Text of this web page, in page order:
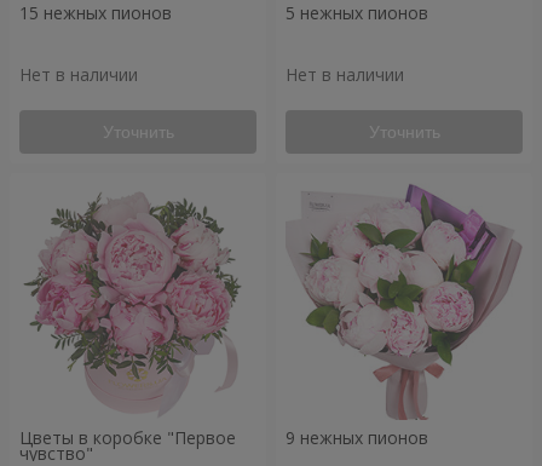
15 нежных пионов
Нет в наличии
Уточнить
5 нежных пионов
Нет в наличии
Уточнить
Цветы в коробке "Первое
чувство"
9 нежных пионов